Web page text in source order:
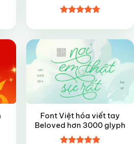
hạng4.85
Font Việt hóa viết tay
Beloved hơn 3000 glyph